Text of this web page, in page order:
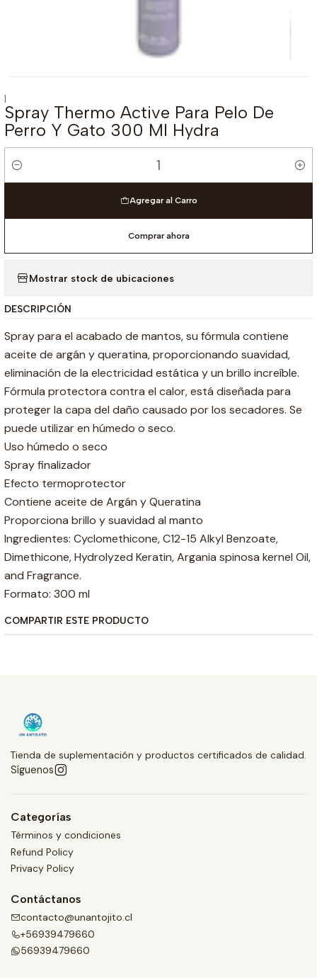
|
Spray Thermo Active Para Pelo De
Perro Y Gato 300 Ml Hydra
Cantidad
Agregar al Carro
Comprar ahora
Mostrar stock de ubicaciones
DESCRIPCIÓN
Spray para el acabado de mantos, su fórmula contiene
aceite de argán y queratina, proporcionando suavidad,
eliminación de la electricidad estática y un brillo increíble.
Fórmula protectora contra el calor, está diseñada para
proteger la capa del daño causado por los secadores. Se
puede utilizar en húmedo o seco.
Uso húmedo o seco
Spray finalizador
Efecto termoprotector
Contiene aceite de Argán y Queratina
Proporciona brillo y suavidad al manto
Ingredientes: Cyclomethicone, C12-15 Alkyl Benzoate,
Dimethicone, Hydrolyzed Keratin, Argania spinosa kernel Oil,
and Fragrance.
Formato: 300 ml
COMPARTIR ESTE PRODUCTO
Tienda de suplementación y productos certificados de calidad.
Síguenos
Categorías
Términos y condiciones
Refund Policy
Privacy Policy
Contáctanos
contacto@unantojito.cl
+56939479660
56939479660